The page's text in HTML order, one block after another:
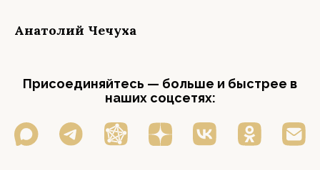
Анатолий Чечуха
Присоединяйтесь — больше и быстрее в
наших соцсетях: